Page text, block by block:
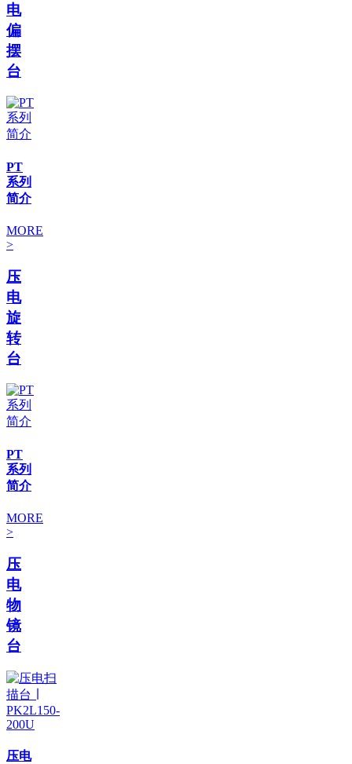
电
偏
摆
台
PT
系列
简介
MORE
>
压
电
旋
转
台
PT
系列
简介
MORE
>
压
电
物
镜
台
压电